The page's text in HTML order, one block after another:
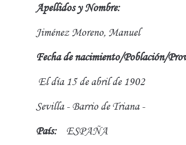
Apellidos y Nombre:
Jiménez Moreno, Manuel
Fecha de nacimiento/Población/
El día 15 de abril de 1902
Sevilla - Barrio de Triana -
País:ESPAÑA